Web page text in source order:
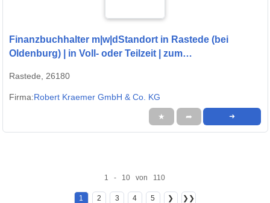
Finanzbuchhalter m|w|dStandort in Rastede (bei
Oldenburg) | in Voll- oder Teilzeit | zum
Rastede, 26180
Firma:Robert Kraemer GmbH & Co. KG
★ ➦ ➜
1 - 10 von 110
1 2 3 4 5 ❯ ❯❯